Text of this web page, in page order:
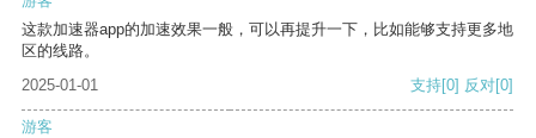
这款加速器app的加速效果一般，可以再提升一下，比如能够支持更多地
区的线路。
2025-01-01
支持[0] 反对[0]
游客